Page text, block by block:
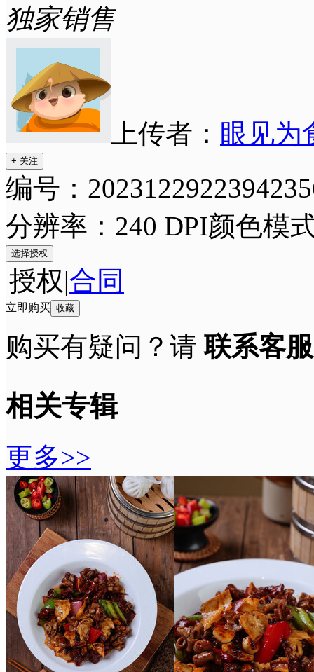
独家销售
上传者： 眼见为
+ 关注
编号：
分辨率：240 DPI颜色模
选择授权
授权|合同
立即购买 收藏
购买有疑问？请联系客服
相关专辑
更多>>